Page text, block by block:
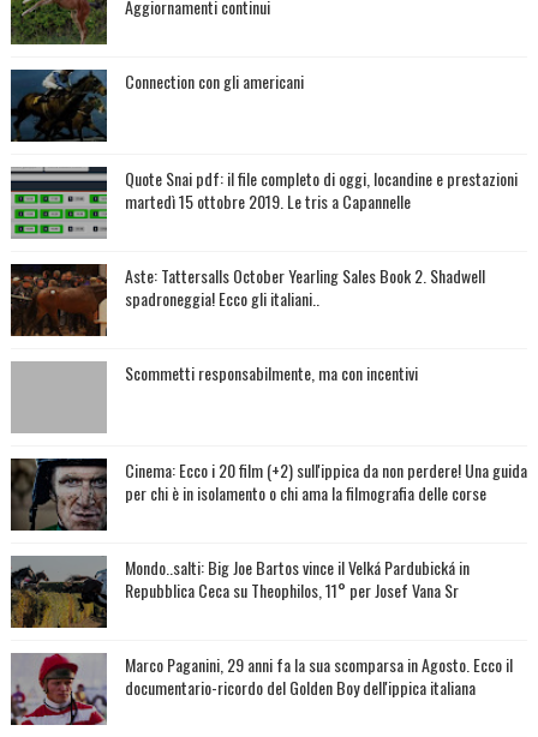
Aggiornamenti continui
Connection con gli americani
Quote Snai pdf: il file completo di oggi, locandine e prestazioni
martedì 15 ottobre 2019. Le tris a Capannelle
Aste: Tattersalls October Yearling Sales Book 2. Shadwell
spadroneggia! Ecco gli italiani..
Scommetti responsabilmente, ma con incentivi
Cinema: Ecco i 20 film (+2) sull'ippica da non perdere! Una guida
per chi è in isolamento o chi ama la filmografia delle corse
Mondo..salti: Big Joe Bartos vince il Velká Pardubická in
Repubblica Ceca su Theophilos, 11° per Josef Vana Sr
Marco Paganini, 29 anni fa la sua scomparsa in Agosto. Ecco il
documentario-ricordo del Golden Boy dell'ippica italiana